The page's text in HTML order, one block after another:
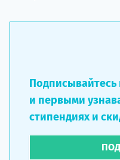
Подписывайтесь
и первыми
стипендиях и